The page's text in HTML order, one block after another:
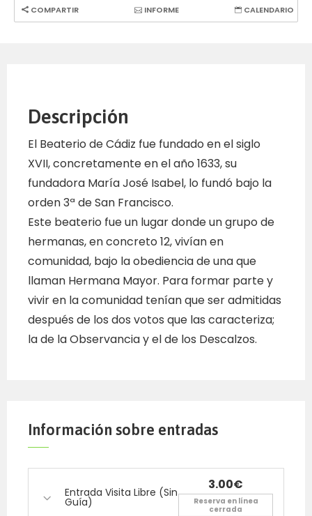
COMPARTIR INFORME CALENDARIO
Descripción
El Beaterio de Cádiz fue fundado en el siglo
XVII, concretamente en el año 1633, su
fundadora María José Isabel, lo fundó bajo la
orden 3ª de San Francisco.
Este beaterio fue un lugar donde un grupo de
hermanas, en concreto 12, vivían en
comunidad, bajo la obediencia de una que
llaman Hermana Mayor. Para formar parte y
vivir en la comunidad tenían que ser admitidas
después de los dos votos que las caracteriza;
la de la Observancia y el de los Descalzos.
Información sobre entradas
Entrada Visita Libre (Sin
Guía)
3.00€
Reserva en línea
cerrada